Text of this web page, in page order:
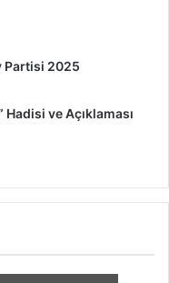
Partisi 2025
ve Açıklaması